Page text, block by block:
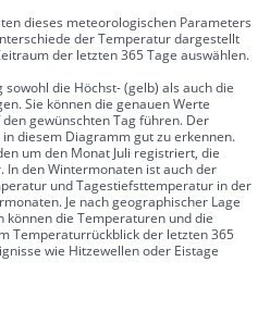
dieses meteorologischen Parameters
der Temperatur dargestellt
der letzten 365 Tage auswählen.
die Höchst- (gelb) als auch die
Sie können die genauen Werte
gewünschten Tag führen. Der
diesem Diagramm gut zu erkennen.
um den Monat Juli registriert, die
In den Wintermonaten ist auch der
und Tagestiefsttemperatur in der
Je nach geographischer Lage
die Temperaturen und die
Temperaturrückblick der letzten 365
wie Hitzewellen oder Eistage